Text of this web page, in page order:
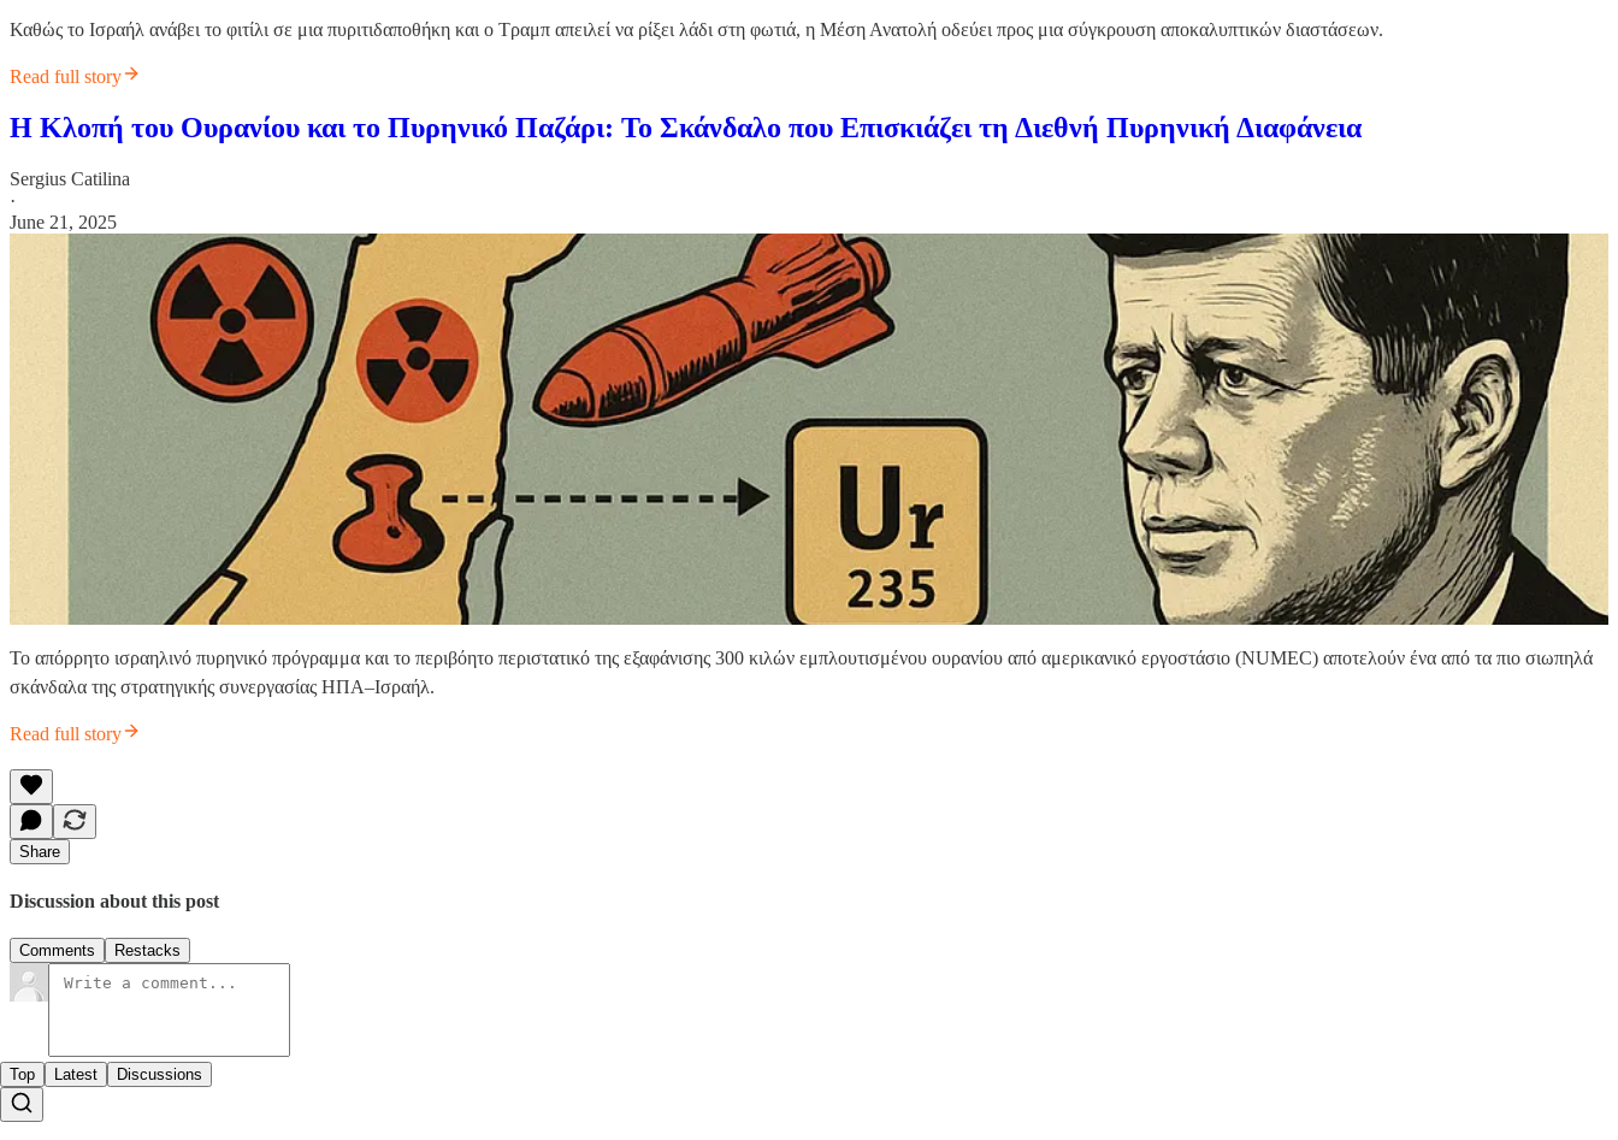
Καθώς το Ισραήλ ανάβει το φιτίλι σε μια πυριτιδαποθήκη και ο Τραμπ απειλεί να ρίξει λάδι στη φωτιά, η Μέση Ανατολή οδεύει προς μια σύγκρουση αποκαλυπτικών διαστάσεων.
Read full story
Η Κλοπή του Ουρανίου και το Πυρηνικό Παζάρι: Το Σκάνδαλο που Επισκιάζει τη Διεθνή Πυρηνική Διαφάνεια
Sergius Catilina
·
June 21, 2025
Το απόρρητο ισραηλινό πυρηνικό πρόγραμμα και το περιβόητο περιστατικό της εξαφάνισης 300 κιλών εμπλουτισμένου ουρανίου από αμερικανικό εργοστάσιο (NUMEC) αποτελούν ένα από τα πιο σιωπηλά
σκάνδαλα της στρατηγικής συνεργασίας ΗΠΑ–Ισραήλ.
Read full story
Share
Discussion about this post
Comments Restacks
Top Latest Discussions